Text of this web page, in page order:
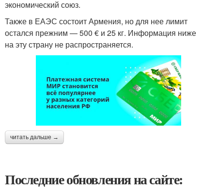
экономический союз.
Также в ЕАЭС состоит Армения, но для нее лимит
остался прежним — 500 € и 25 кг. Информация ниже
на эту страну не распространяется.
читать дальше →
Последние обновления на сайте: